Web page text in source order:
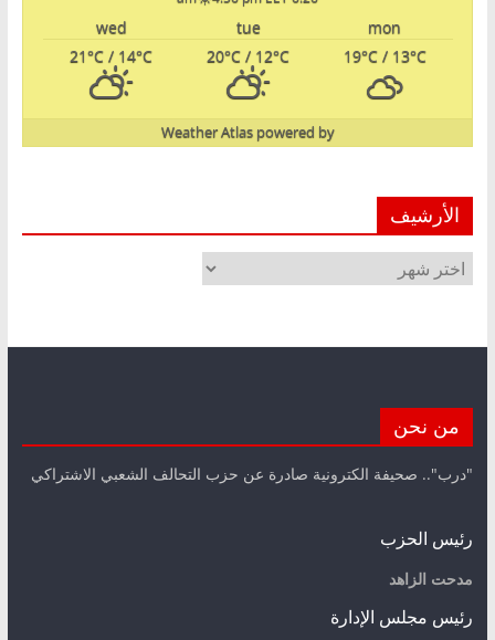
mon
tue
wed
19°C/ 13°C
20°C / 12°C
21°C / 14°C
powered by
Weather Atlas
الأرشيف
الأرشيف
من نحن
"درب".. صحيفة الكترونية صادرة عن حزب التحالف الشعبي الاشتراكي
رئيس الحزب
مدحت الزاهد
رئيس مجلس الإدارة